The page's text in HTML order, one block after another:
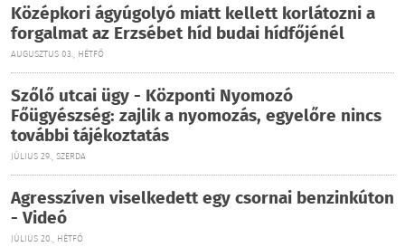
Középkori ágyúgolyó miatt kellett korlátozni a
forgalmat az Erzsébet híd budai hídfőjénél
AUGUSZTUS 03., HÉTFŐ
Szőlő utcai ügy - Központi Nyomozó
Főügyészség: zajlik a nyomozás, egyelőre nincs
további tájékoztatás
JÚLIUS 29., SZERDA
Agresszíven viselkedett egy csornai benzinkúton
- Videó
JÚLIUS 20., HÉTFŐ